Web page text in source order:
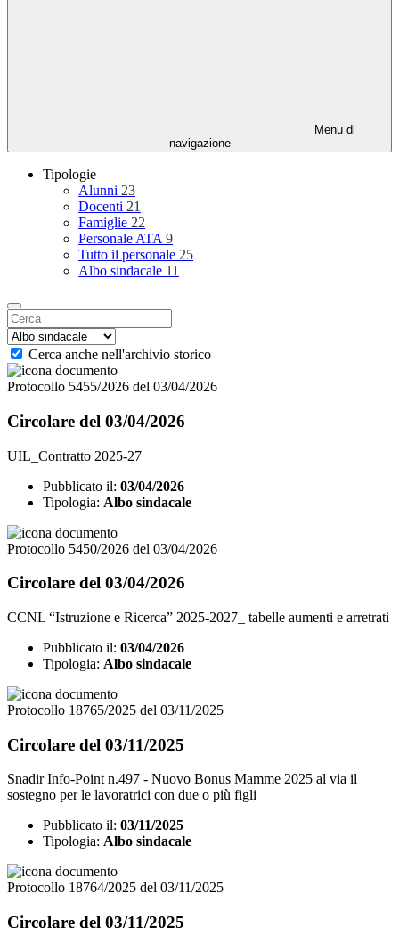
Menu di
navigazione
Tipologie
Alunni 23
Docenti 21
Famiglie 22
Personale ATA 9
Tutto il personale 25
Albo sindacale 11
Cerca anche nell'archivio storico
Protocollo 5455/2026 del 03/04/2026
Circolare del 03/04/2026
UIL_Contratto 2025-27
Pubblicato il: 03/04/2026
Tipologia: Albo sindacale
Protocollo 5450/2026 del 03/04/2026
Circolare del 03/04/2026
CCNL “Istruzione e Ricerca” 2025-2027_ tabelle aumenti e arretrati
Pubblicato il: 03/04/2026
Tipologia: Albo sindacale
Protocollo 18765/2025 del 03/11/2025
Circolare del 03/11/2025
Snadir Info-Point n.497 - Nuovo Bonus Mamme 2025 al via il
sostegno per le lavoratrici con due o più figli
Pubblicato il: 03/11/2025
Tipologia: Albo sindacale
Protocollo 18764/2025 del 03/11/2025
Circolare del 03/11/2025